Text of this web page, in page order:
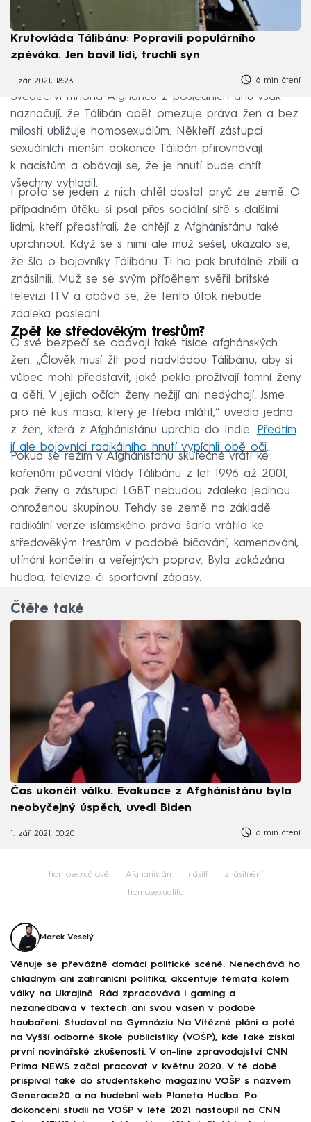
Krutovláda Tálibánu: Popravili populárního
zpěváka. Jen bavil lidi, truchlí syn
1. zář 2021, 18:23 6 min čtení
Svědectví mnoha Afghánců z posledních dnů však
naznačují, že Tálibán opět omezuje práva žen a bez
milosti ubližuje homosexuálům. Někteří zástupci
sexuálních menšin dokonce Tálibán přirovnávají
k nacistům a obávají se, že je hnutí bude chtít
všechny vyhladit.
I proto se jeden z nich chtěl dostat pryč ze země. O
případném útěku si psal přes sociální sítě s dalšími
lidmi, kteří předstírali, že chtějí z Afghánistánu také
uprchnout. Když se s nimi ale muž sešel, ukázalo se,
že šlo o bojovníky Tálibánu. Ti ho pak brutálně zbili a
znásilnili. Muž se se svým příběhem svěřil britské
televizi ITV a obává se, že tento útok nebude
zdaleka poslední.
Zpět ke středověkým trestům?
O své bezpečí se obávají také tisíce afghánských
žen. „Člověk musí žít pod nadvládou Tálibánu, aby si
vůbec mohl představit, jaké peklo prožívají tamní ženy
a děti. V jejich očích ženy nežijí ani nedýchají. Jsme
pro ně kus masa, který je třeba mlátit,“ uvedla jedna
z žen, která z Afghánistánu uprchla do Indie. Předtím
jí ale bojovníci radikálního hnutí vypíchli obě oči.
Pokud se režim v Afghánistánu skutečně vrátí ke
kořenům původní vlády Tálibánu z let 1996 až 2001,
pak ženy a zástupci LGBT nebudou zdaleka jedinou
ohroženou skupinou. Tehdy se země na základě
radikální verze islámského práva šaría vrátila ke
středověkým trestům v podobě bičování, kamenování,
utínání končetin a veřejných poprav. Byla zakázána
hudba, televize či sportovní zápasy.
Čtěte také
Čas ukončit válku. Evakuace z Afghánistánu byla
neobyčejný úspěch, uvedl Biden
1. zář 2021, 00:20 6 min čtení
homosexuálové Afghánistán násilí znásilnění
homosexualita
Marek Veselý
Věnuje se převážně domácí politické scéně. Nenechává ho
chladným ani zahraniční politika, akcentuje témata kolem
války na Ukrajině. Rád zpracovává i gaming a
nezanedbává v textech ani svou vášeň v podobě
houbaření. Studoval na Gymnáziu Na Vítězné pláni a poté
na Vyšší odborné škole publicistiky (VOŠP), kde také získal
první novinářské zkušenosti. V on-line zpravodajství CNN
Prima NEWS začal pracovat v květnu 2020. V té době
přispíval také do studentského magazínu VOŠP s názvem
Generace20 a na hudební web Planeta Hudba. Po
dokončení studií na VOŠP v létě 2021 nastoupil na CNN